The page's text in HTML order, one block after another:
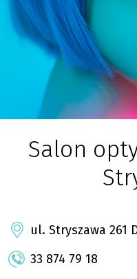
Salon
ul. Stryszawa 261
33 874 79 18